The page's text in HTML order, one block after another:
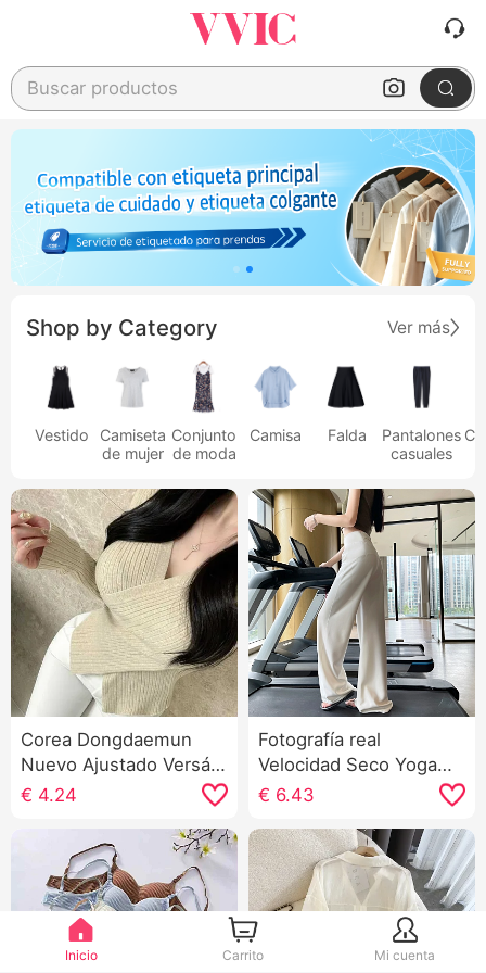
Buscar productos
Shop by Category Ver más
Vestido
Camiseta
de mujer
Conjunto
de moda
Camisa Falda
Pantalones
casuales
Corea Dongdaemun
Nuevo Ajustado Versátil
Sexy Cruz Cuello en V
Femenino Manga Larga
Suéter de punto
€ 4.24
Fotografía real
Velocidad Seco Yoga
Pantalones anchos
ligera Nuevo Holgado
Recto Entrenamiento
Fitness Petite
Pantalones deportivos
€ 6.43
Inicio Carrito Mi cuenta